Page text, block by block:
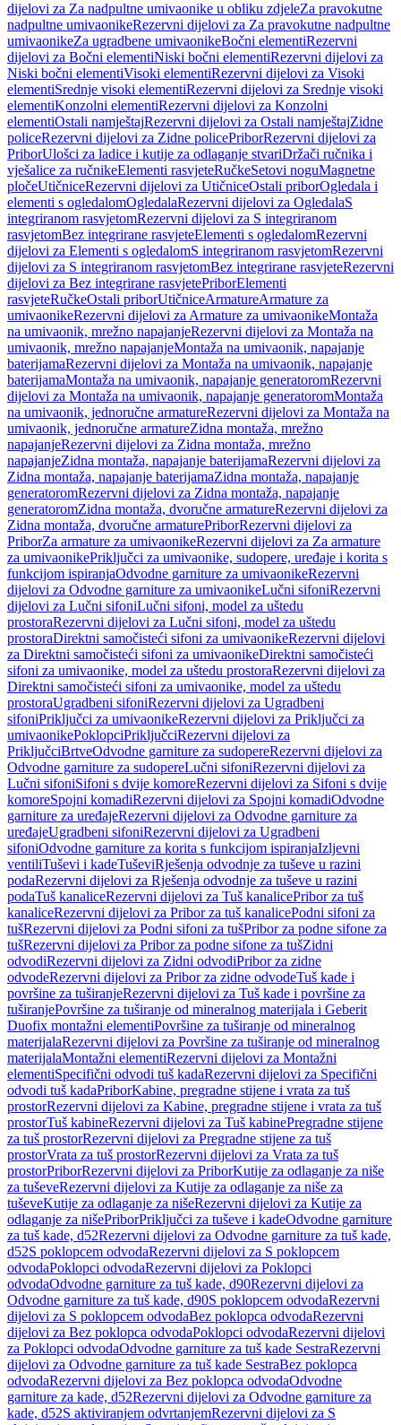
dijelovi za Za nadpultne umivaonike u obliku zdjeleZa pravokutne
nadpultne umivaonikeRezervni dijelovi za Za pravokutne nadpultne
umivaonikeZa ugradbene umivaonikeBočni elementiRezervni
dijelovi za Bočni elementiNiski bočni elementiRezervni dijelovi za
Niski bočni elementiVisoki elementiRezervni dijelovi za Visoki
elementiSrednje visoki elementiRezervni dijelovi za Srednje visoki
elementiKonzolni elementiRezervni dijelovi za Konzolni
elementiOstali namještajRezervni dijelovi za Ostali namještajZidne
policeRezervni dijelovi za Zidne policePriborRezervni dijelovi za
PriborUlošci za ladice i kutije za odlaganje stvariDržači ručnika i
vješalice za ručnikeElementi rasvjeteRučkeSetovi noguMagnetne
pločeUtičniceRezervni dijelovi za UtičniceOstali priborOgledala i
elementi s ogledalomOgledalaRezervni dijelovi za OgledalaS
integriranom rasvjetomRezervni dijelovi za S integriranom
rasvjetomBez integrirane rasvjeteElementi s ogledalomRezervni
dijelovi za Elementi s ogledalomS integriranom rasvjetomRezervni
dijelovi za S integriranom rasvjetomBez integrirane rasvjeteRezervni
dijelovi za Bez integrirane rasvjetePriborElementi
rasvjeteRučkeOstali priborUtičniceArmatureArmature za
umivaonikeRezervni dijelovi za Armature za umivaonikeMontaža
na umivaonik, mrežno napajanjeRezervni dijelovi za Montaža na
umivaonik, mrežno napajanjeMontaža na umivaonik, napajanje
baterijamaRezervni dijelovi za Montaža na umivaonik, napajanje
baterijamaMontaža na umivaonik, napajanje generatoromRezervni
dijelovi za Montaža na umivaonik, napajanje generatoromMontaža
na umivaonik, jednoručne armatureRezervni dijelovi za Montaža na
umivaonik, jednoručne armatureZidna montaža, mrežno
napajanjeRezervni dijelovi za Zidna montaža, mrežno
napajanjeZidna montaža, napajanje baterijamaRezervni dijelovi za
Zidna montaža, napajanje baterijamaZidna montaža, napajanje
generatoromRezervni dijelovi za Zidna montaža, napajanje
generatoromZidna montaža, dvoručne armatureRezervni dijelovi za
Zidna montaža, dvoručne armaturePriborRezervni dijelovi za
PriborZa armature za umivaonikeRezervni dijelovi za Za armature
za umivaonikePriključci za umivaonike, sudopere, uređaje i korita s
funkcijom ispiranjaOdvodne garniture za umivaonikeRezervni
dijelovi za Odvodne garniture za umivaonikeLučni sifoniRezervni
dijelovi za Lučni sifoniLučni sifoni, model za uštedu
prostoraRezervni dijelovi za Lučni sifoni, model za uštedu
prostoraDirektni samočisteći sifoni za umivaonikeRezervni dijelovi
za Direktni samočisteći sifoni za umivaonikeDirektni samočisteći
sifoni za umivaonike, model za uštedu prostoraRezervni dijelovi za
Direktni samočisteći sifoni za umivaonike, model za uštedu
prostoraUgradbeni sifoniRezervni dijelovi za Ugradbeni
sifoniPriključci za umivaonikeRezervni dijelovi za Priključci za
umivaonikePoklopciPriključciRezervni dijelovi za
PriključciBrtveOdvodne garniture za sudopereRezervni dijelovi za
Odvodne garniture za sudopereLučni sifoniRezervni dijelovi za
Lučni sifoniSifoni s dvije komoreRezervni dijelovi za Sifoni s dvije
komoreSpojni komadiRezervni dijelovi za Spojni komadiOdvodne
garniture za uređajeRezervni dijelovi za Odvodne garniture za
uređajeUgradbeni sifoniRezervni dijelovi za Ugradbeni
sifoniOdvodne garniture za korita s funkcijom ispiranjaIzljevni
ventiliTuševi i kadeTuševiRješenja odvodnje za tuševe u razini
podaRezervni dijelovi za Rješenja odvodnje za tuševe u razini
podaTuš kanaliceRezervni dijelovi za Tuš kanalicePribor za tuš
kanaliceRezervni dijelovi za Pribor za tuš kanalicePodni sifoni za
tušRezervni dijelovi za Podni sifoni za tušPribor za podne sifone za
tušRezervni dijelovi za Pribor za podne sifone za tušZidni
odvodiRezervni dijelovi za Zidni odvodiPribor za zidne
odvodeRezervni dijelovi za Pribor za zidne odvodeTuš kade i
površine za tuširanjeRezervni dijelovi za Tuš kade i površine za
tuširanjePovršine za tuširanje od mineralnog materijala i Geberit
Duofix montažni elementiPovršine za tuširanje od mineralnog
materijalaRezervni dijelovi za Površine za tuširanje od mineralnog
materijalaMontažni elementiRezervni dijelovi za Montažni
elementiSpecifični odvodi tuš kadaRezervni dijelovi za Specifični
odvodi tuš kadaPriborKabine, pregradne stijene i vrata za tuš
prostorRezervni dijelovi za Kabine, pregradne stijene i vrata za tuš
prostorTuš kabineRezervni dijelovi za Tuš kabinePregradne stijene
za tuš prostorRezervni dijelovi za Pregradne stijene za tuš
prostorVrata za tuš prostorRezervni dijelovi za Vrata za tuš
prostorPriborRezervni dijelovi za PriborKutije za odlaganje za niše
za tuševeRezervni dijelovi za Kutije za odlaganje za niše za
tuševeKutije za odlaganje za nišeRezervni dijelovi za Kutije za
odlaganje za nišePriborPriključci za tuševe i kadeOdvodne garniture
za tuš kade, d52Rezervni dijelovi za Odvodne garniture za tuš kade,
d52S poklopcem odvodaRezervni dijelovi za S poklopcem
odvodaPoklopci odvodaRezervni dijelovi za Poklopci
odvodaOdvodne garniture za tuš kade, d90Rezervni dijelovi za
Odvodne garniture za tuš kade, d90S poklopcem odvodaRezervni
dijelovi za S poklopcem odvodaBez poklopca odvodaRezervni
dijelovi za Bez poklopca odvodaPoklopci odvodaRezervni dijelovi
za Poklopci odvodaOdvodne garniture za tuš kade SestraRezervni
dijelovi za Odvodne garniture za tuš kade SestraBez poklopca
odvodaRezervni dijelovi za Bez poklopca odvodaOdvodne
garniture za kade, d52Rezervni dijelovi za Odvodne garniture za
kade, d52S aktiviranjem odvrtanjemRezervni dijelovi za S